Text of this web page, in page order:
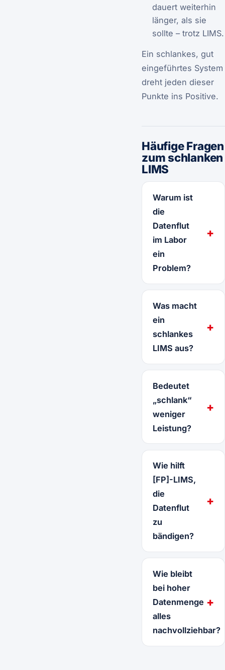
dauert weiterhin
länger, als sie
sollte – trotz LIMS.
Ein schlankes, gut
eingeführtes System
dreht jeden dieser
Punkte ins Positive.
Häufige Fragen
zum schlanken
LIMS
Warum ist
die
Datenflut
im Labor
ein
Problem?
Was macht
ein
schlankes
LIMS aus?
Bedeutet
„schlank“
weniger
Leistung?
Wie hilft
[FP]-LIMS,
die
Datenflut
zu
bändigen?
Wie bleibt
bei hoher
Datenmenge
alles
nachvollziehbar?